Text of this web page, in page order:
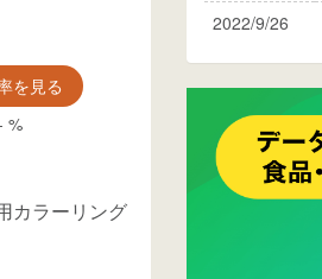
を見る
%
カラーリング
2022/9/26
2017/05/17